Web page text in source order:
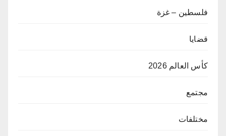
فلسطين – غزة
قضايا
كأس العالم 2026
مجتمع
مختلفات